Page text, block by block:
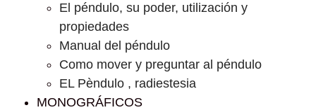
El péndulo, su poder, utilización y
propiedades
Manual del péndulo
Como mover y preguntar al péndulo
EL Pèndulo , radiestesia
MONOGRÁFICOS